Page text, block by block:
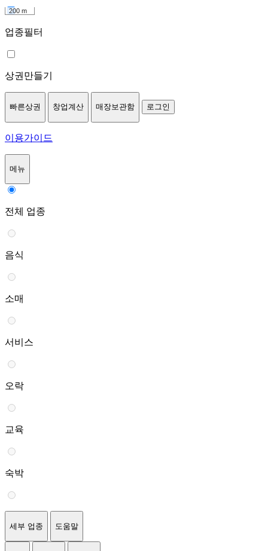
200 m
업종필터
상권만들기
빠른상권 창업계산 매장보관함 로그인
이용가이드
메뉴
전체 업종
음식
소매
서비스
오락
교육
숙박
세부 업종 도움말